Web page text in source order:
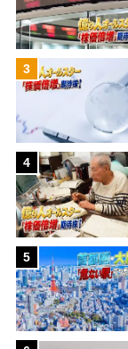
3
4
5